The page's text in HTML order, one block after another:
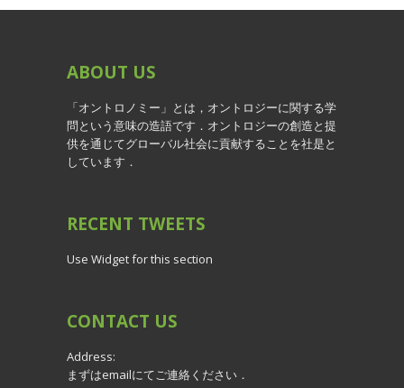
ABOUT US
「オントロノミー」とは，オントロジーに関する学
問という意味の造語です．オントロジーの創造と提
供を通じてグローバル社会に貢献することを社是と
しています．
RECENT TWEETS
Use Widget for this section
CONTACT US
Address:
まずはemailにてご連絡ください．